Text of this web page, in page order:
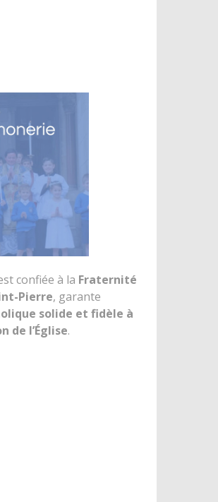
confiée à la Fraternité
Pierre, garante
solide et fidèle à
de l’Église.